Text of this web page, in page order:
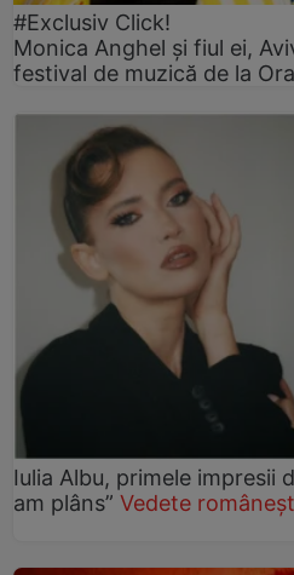
#Exclusiv Click!
Monica Anghel și fiul ei,
festival de muzică de la
Iulia Albu, primele impresii
am plâns” Vedete